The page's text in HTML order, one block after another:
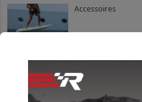
Accessoires
Accessoires